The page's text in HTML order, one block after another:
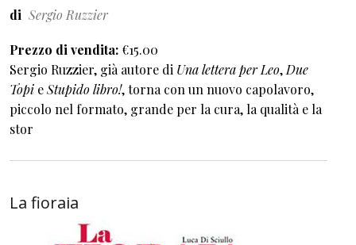
di Sergio Ruzzier
Prezzo di vendita €15.00
Sergio Ruzzier, già autore di Una lettera per Leo, Due
Topi eStupido libro!, torna con un nuovo capolavoro,
piccolo nel formato, grande per la cura, la qualità e la
stor
La fioraia